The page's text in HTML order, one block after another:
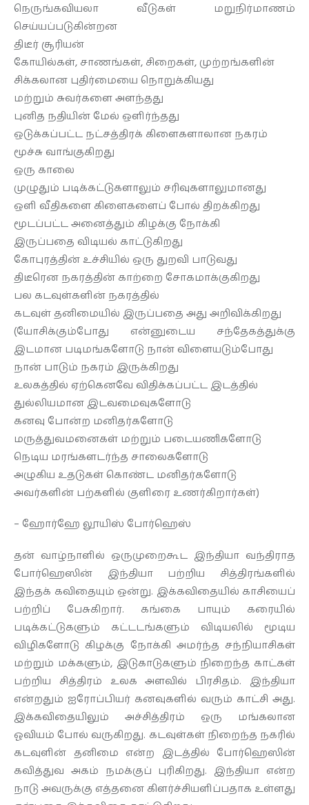
நெருங்கவியலா வீடுகள் மறுநிர்மாணம்
செய்யப்படுகின்றன
திடீர் சூரியன்
கோயில்கள், சாணங்கள், சிறைகள், முற்றங்களின்
சிக்கலான புதிர்மையை நொறுக்கியது
மற்றும் சுவர்களை அளந்தது
புனித நதியின் மேல் ஒளிர்ந்தது
ஒடுக்கப்பட்ட நட்சத்திரக் கிளைகளாலான நகரம்
மூச்சு வாங்குகிறது
ஒரு காலை
முழுதும் படிக்கட்டுகளாலும் சரிவுகளாலுமானது
ஒளி வீதிகளை கிளைகளைப் போல் திறக்கிறது
மூடப்பட்ட அனைத்தும் கிழக்கு நோக்கி
இருப்பதை விடியல் காட்டுகிறது
கோபுரத்தின் உச்சியில் ஒரு துறவி பாடுவது
திடீரென நகரத்தின் காற்றை சோகமாக்குகிறது
பல கடவுள்களின் நகரத்தில்
கடவுள் தனிமையில் இருப்பதை அது அறிவிக்கிறது
(யோசிக்கும்போது என்னுடைய சந்தேகத்துக்கு
இடமான படிமங்களோடு நான் விளையடும்போது
நான் பாடும் நகரம் இருக்கிறது
உலகத்தில் ஏற்கெனவே விதிக்கப்பட்ட இடத்தில்
துல்லியமான இடவமைவுகளோடு
கனவு போன்ற மனிதர்களோடு
மருத்துவமனைகள் மற்றும் படையணிகளோடு
நெடிய மரங்களடர்ந்த சாலைகளோடு
அழுகிய உதடுகள் கொண்ட மனிதர்களோடு
அவர்களின் பற்களில் குளிரை உணர்கிறார்கள்)
– ஹோர்ஹே லூயிஸ் போர்ஹெஸ்
தன் வாழ்நாளில் ஒருமுறைகூட இந்தியா வந்திராத
போர்ஹெஸின் இந்தியா பற்றிய சித்திரங்களில்
இந்தக் கவிதையும் ஒன்று. இக்கவிதையில் காசியைப்
பற்றிப் பேசுகிறார். கங்கை பாயும் கரையில்
படிக்கட்டுகளும் கட்டடங்களும் விடியலில் மூடிய
விழிகளோடு கிழக்கு நோக்கி அமர்ந்த சந்நியாசிகள்
மற்றும் மக்களும், இடுகாடுகளும் நிறைந்த காட்கள்
பற்றிய சித்திரம் உலக அளவில் பிரசிதம். இந்தியா
என்றதும் ஐரோப்பியர் கனவுகளில் வரும் காட்சி அது.
இக்கவிதையிலும் அச்சித்திரம் ஒரு மங்கலான
ஓவியம் போல் வருகிறது. கடவுள்கள் நிறைந்த நகரில்
கடவுளின் தனிமை என்ற இடத்தில் போர்ஹெஸின்
கவித்துவ அகம் நமக்குப் புரிகிறது. இந்தியா என்ற
நாடு அவருக்கு எத்தனை கிளர்ச்சியளிப்பதாக உள்ளது